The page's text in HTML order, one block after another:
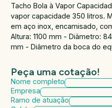
Tacho Bola à Vapor
vapor capacidade 350 litros.
em aço inox, encamisado,
Altura: 1100 mm - Diâmetro:
mm - Diâmetro da boca do
Peça uma cotação!
Nome completo
Empresa
Ramo de atuação